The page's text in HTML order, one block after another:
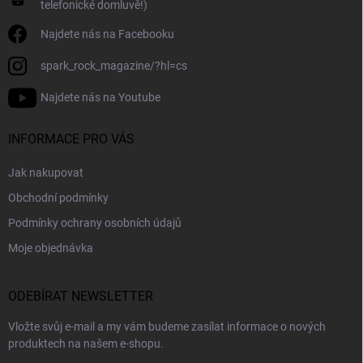
telefonické domluvě!)
Najdete nás na Facebooku
spark_rock_magazine/?hl=cs
Najdete nás na Youtube
INFORMACE PRO VÁS
Jak nakupovat
Obchodní podmínky
Podmínky ochrany osobních údajů
Moje objednávka
ODEBÍRAT NEWSLETTER
Vložte svůj e-mail a my vám budeme zasílat informace o nových
produktech na našem e-shopu.